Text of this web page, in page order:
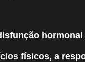
físicos, a